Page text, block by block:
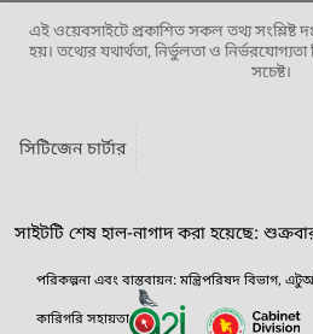
এই ওয়েবসাইটে প্রকাশিত সকল তথ্য সংশ্লিষ্ট
হয়। তথ্যের যথার্থতা, নির্ভুলতা ও নির্ভরযোগ্যতা
সচেষ্ট।
সিটিজেন চার্টার
সাইটটি শেষ হাল-নাগাদ করা হয়েছে:
পরিকল্পনা এবং বাস্তবায়ন: মন্ত্রিপরিষদ বিভাগ,
কারিগরি সহায়তা